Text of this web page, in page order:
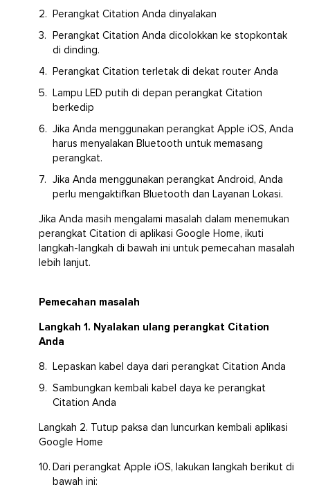
Perangkat Citation Anda dinyalakan
Perangkat Citation Anda dicolokkan ke stopkontak
di dinding.
Perangkat Citation terletak di dekat router Anda
Lampu LED putih di depan perangkat Citation
berkedip
Jika Anda menggunakan perangkat Apple iOS, Anda
harus menyalakan Bluetooth untuk memasang
perangkat.
Jika Anda menggunakan perangkat Android, Anda
perlu mengaktifkan Bluetooth dan Layanan Lokasi.
Jika Anda masih mengalami masalah dalam menemukan
perangkat Citation di aplikasi Google Home, ikuti
langkah-langkah di bawah ini untuk pemecahan masalah
lebih lanjut.
Pemecahan masalah
Langkah 1. Nyalakan ulang perangkat Citation
Anda
Lepaskan kabel daya dari perangkat Citation Anda
Sambungkan kembali kabel daya ke perangkat
Citation Anda
Langkah 2. Tutup paksa dan luncurkan kembali aplikasi
Google Home
Dari perangkat Apple iOS, lakukan langkah berikut di
bawah ini: